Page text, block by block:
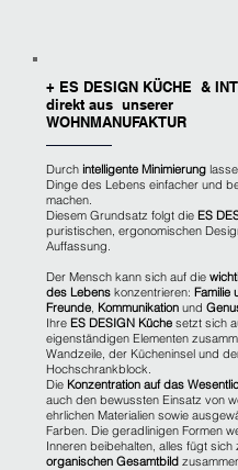
+ ES DESIGN KÜCHE &
direkt aus unserer
WOHNMANUFAKTUR
Durch intelligente Minimierung
Dinge des Lebens einfacher und
machen.
Diesem Grundsatz folgt die ES
puristischen, ergonomischen
Auffassung.
Der Mensch kann sich auf die
des Lebens konzentrieren: Familie
Freunde, Kommunikation und
Ihre ES DESIGN Küche setzt sich
eigenständigen Elementen
Wandzeile, der Kücheninsel und
Hochschrankblock.
Die Konzentration auf das
auch den bewussten Einsatz von
ehrlichen Materialien sowie
Farben. Die geradlinigen Formen
Inneren beibehalten, alles fügt sich
organischen Gesamtbild